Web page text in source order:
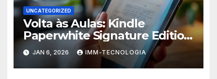
UNCATEGORIZED
Volta às Aulas: Kindle
Paperwhite Signature Edition
com Desconto Imperdível
para Turbinar Seus Estudos!
JAN 6, 2026 IMM-TECNOLOGIA